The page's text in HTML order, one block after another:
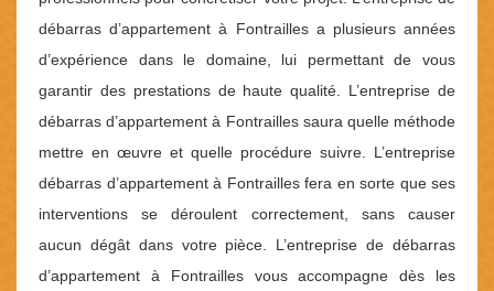
débarras d’appartement à Fontrailles a plusieurs années
d’expérience dans le domaine, lui permettant de vous
garantir des prestations de haute qualité. L’entreprise de
débarras d’appartement à Fontrailles saura quelle méthode
mettre en œuvre et quelle procédure suivre. L’entreprise
débarras d’appartement à Fontrailles fera en sorte que ses
interventions se déroulent correctement, sans causer
aucun dégât dans votre pièce. L’entreprise de débarras
d’appartement à Fontrailles vous accompagne dès les